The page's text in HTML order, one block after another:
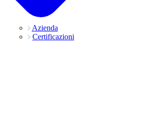
Azienda
Certificazioni